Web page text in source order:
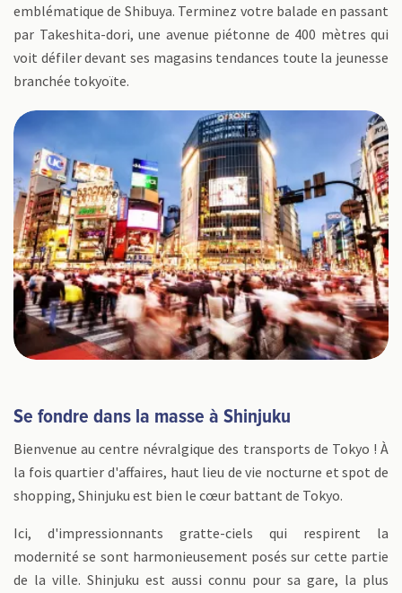
emblématique de Shibuya. Terminez votre balade en passant
par Takeshita-dori, une avenue piétonne de 400 mètres qui
voit défiler devant ses magasins tendances toute la jeunesse
branchée tokyoïte.
Se fondre dans la masse à Shinjuku
Bienvenue au centre névralgique des transports de Tokyo ! À
la fois quartier d'affaires, haut lieu de vie nocturne et spot de
shopping, Shinjuku est bien le cœur battant de Tokyo.
Ici, d'impressionnants gratte-ciels qui respirent la
modernité se sont harmonieusement posés sur cette partie
de la ville. Shinjuku est aussi connu pour sa gare, la plus